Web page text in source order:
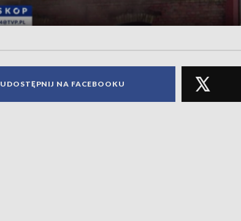
UDOSTĘPNIJ NA FACEBOOKU